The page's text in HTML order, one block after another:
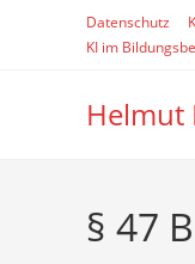
Datenschutz
KI im
Helmut
§ 47